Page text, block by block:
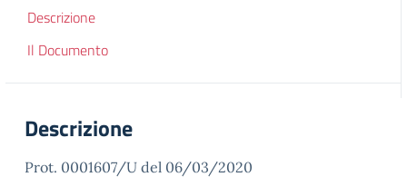
Descrizione
Il Documento
Descrizione
Prot. 0001607/U del 06/03/2020